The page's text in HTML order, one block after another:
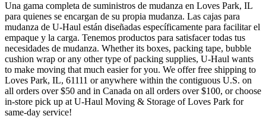
Una gama completa de suministros de mudanza en Loves Park, IL
para quienes se encargan de su propia mudanza. Las cajas para
mudanza de U-Haul están diseñadas específicamente para facilitar el
empaque y la carga. Tenemos productos para satisfacer todas tus
necesidades de mudanza. Whether its boxes, packing tape, bubble
cushion wrap or any other type of packing supplies, U-Haul wants
to make moving that much easier for you. We offer free shipping to
Loves Park, IL, 61111 or anywhere within the contiguous U.S. on
all orders over $50 and in Canada on all orders over $100, or choose
in-store pick up at U-Haul Moving & Storage of Loves Park for
same-day service!